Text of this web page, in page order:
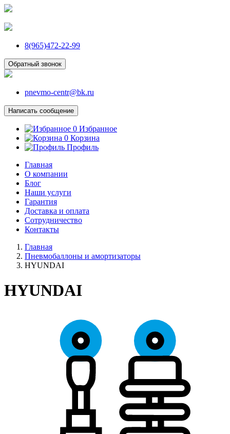
8(965)472-22-99
Обратный звонок
pnevmo-centr@bk.ru
Написать сообщение
0 Избранное
0 Корзина
Профиль
Главная
О компании
Блог
Наши услуги
Гарантия
Доставка и оплата
Сотрудничество
Контакты
Главная
Пневмобаллоны и амортизаторы
HYUNDAI
HYUNDAI